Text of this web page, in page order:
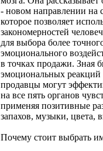
- новом направлении на
которое позволяет
закономерностей
для выбора более
эмоционального
в точках продажи. Зная
эмоциональных реакций
продавцы могут
на все пять органов
применяя позитивные
запахов, музыки, цвета,
Почему стоит выбрать